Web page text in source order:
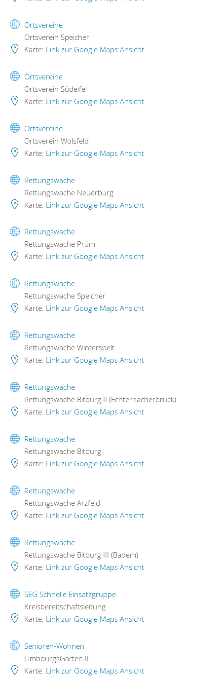
Ortsvereine
Ortsverein Speicher
Karte: Link zur Google Maps Ansicht
Ortsvereine
Ortsverein Südeifel
Karte: Link zur Google Maps Ansicht
Ortsvereine
Ortsverein Wolsfeld
Karte: Link zur Google Maps Ansicht
Rettungswache
Rettungswache Neuerburg
Karte: Link zur Google Maps Ansicht
Rettungswache
Rettungswache Prüm
Karte: Link zur Google Maps Ansicht
Rettungswache
Rettungswache Speicher
Karte: Link zur Google Maps Ansicht
Rettungswache
Rettungswache Winterspelt
Karte: Link zur Google Maps Ansicht
Rettungswache
Rettungswache Bitburg II (Echternacherbrück)
Karte: Link zur Google Maps Ansicht
Rettungswache
Rettungswache Bitburg
Karte: Link zur Google Maps Ansicht
Rettungswache
Rettungswache Arzfeld
Karte: Link zur Google Maps Ansicht
Rettungswache
Rettungswache Bitburg III (Badem)
Karte: Link zur Google Maps Ansicht
SEG Schnelle Einsatzgruppe
Kreisbereitschaftsleitung
Karte: Link zur Google Maps Ansicht
Senioren-Wohnen
LimbourgsGarten II
Karte: Link zur Google Maps Ansicht